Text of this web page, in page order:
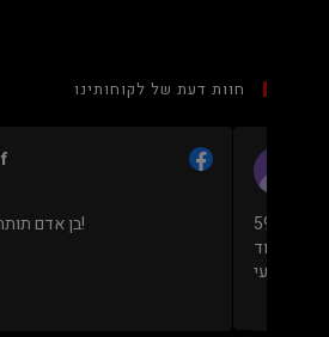
חוות דעת של לקוחותינו
מחיר נמוך והוגן למעבד 5900X בלי שצריך לקנות
שלם או עוד חלקים. אחלה שירות גם נראה מאוד